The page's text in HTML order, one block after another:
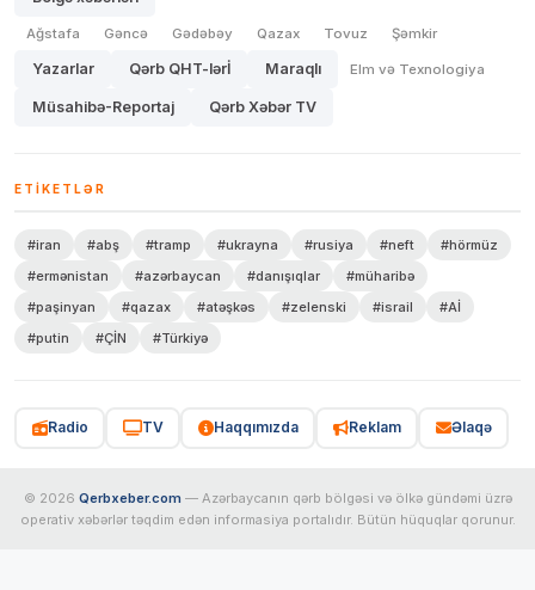
Ağstafa Gəncə Gədəbəy Qazax Tovuz Şəmkir
Yazarlar Qərb QHT-lərİ Maraqlı Elm və Texnologiya
Müsahibə-Reportaj Qərb Xəbər TV
ETIKETLƏR
#iran #abş #tramp #ukrayna #rusiya #neft
#hörmüz
#ermənistan
#azərbaycan #danışıqlar
#müharibə
#paşinyan
#qazax #atəşkəs #zelenski #israil
#Aİ
#putin
#ÇİN #Türkiyə
Radio TV Haqqımızda Reklam Əlaqə
© 2026 Qerbxeber.com — Azərbaycanın qərb bölgəsi və ölkə gündəmi üzrə
operativ xəbərlər təqdim edən informasiya portalıdır. Bütün hüquqlar qorunur.